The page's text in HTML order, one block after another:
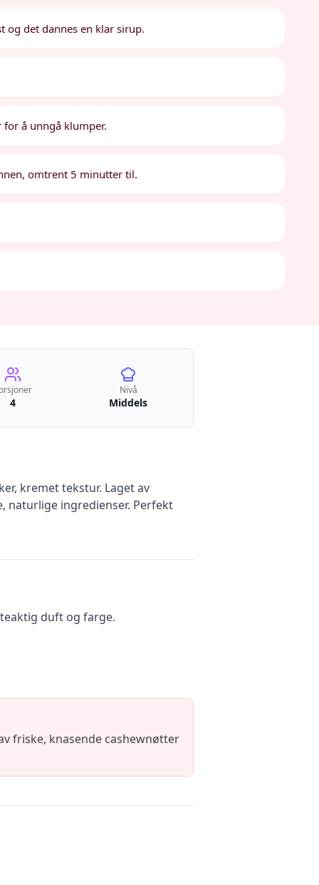
og det dannes en klar sirup.
å unngå klumper.
omtrent 5 minutter til.
4
Nivå
Middels
kremet tekstur. Laget av
naturlige ingredienser. Perfekt
duft og farge.
friske, knasende cashewnøtter